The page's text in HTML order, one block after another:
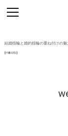
結婚指輪と婚約指輪の重ね付けの
(mikoto)
toggle
navigation